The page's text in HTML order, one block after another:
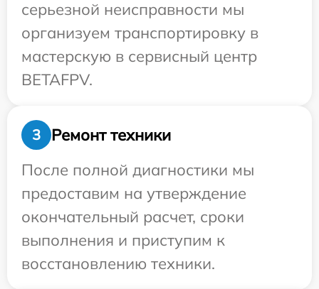
серьезной неисправности мы
организуем транспортировку в
мастерскую в сервисный центр
BETAFPV.
3
Ремонт техники
После полной диагностики мы
предоставим на утверждение
окончательный расчет, сроки
выполнения и приступим к
восстановлению техники.